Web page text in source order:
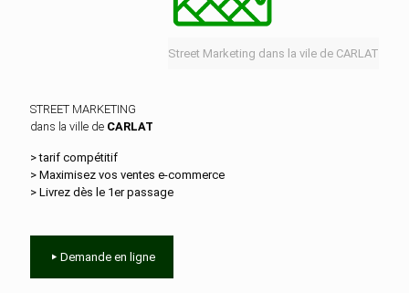
Street Marketing dans la vile de CARLAT
STREET MARKETING
dans la ville de CARLAT
> tarif compétitif
> Maximisez vos ventes e‑commerce
> Livrez dès le 1er passage
Demande en ligne